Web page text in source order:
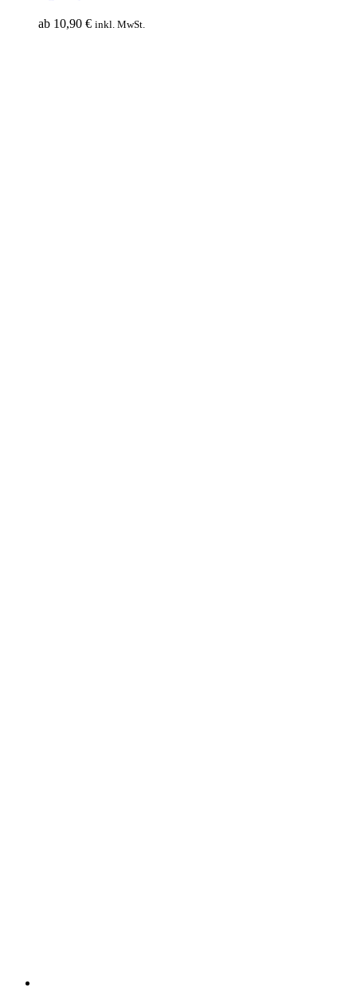
Bulklshit
Sprays
ab 10,90 € inkl. MwSt.